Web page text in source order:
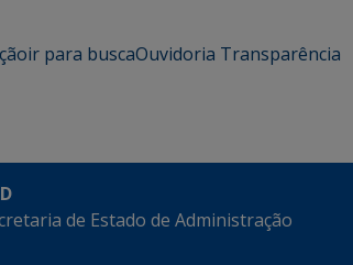
ir para buscaOuvidoria Transparência
de Estado de Administração